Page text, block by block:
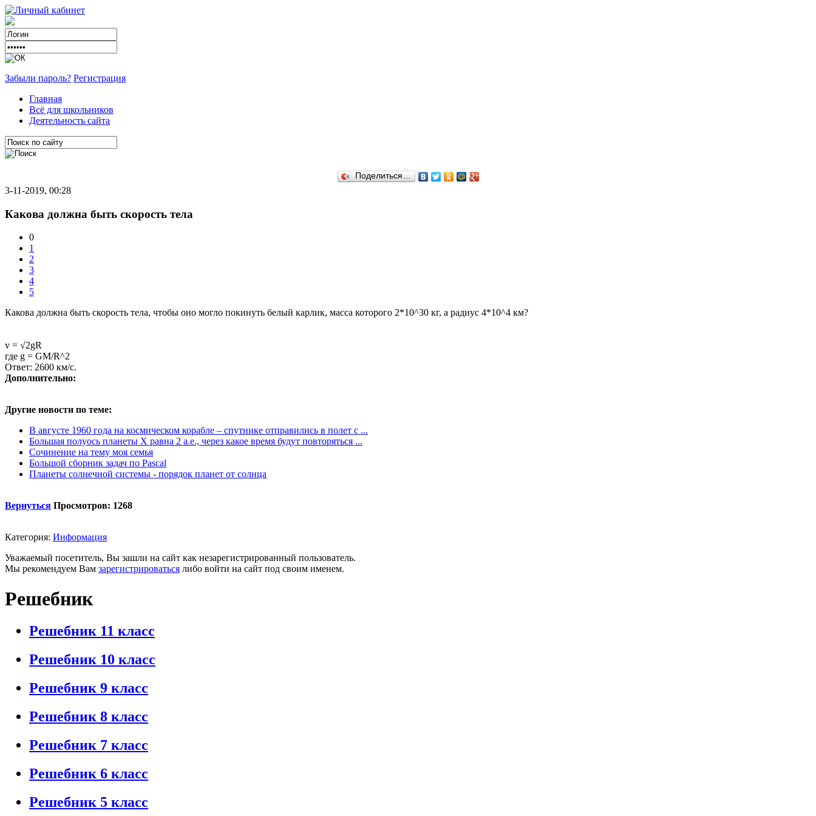
Забыли пароль? Регистрация
Главная
Всё для школьников
Деятельность сайта
Поделиться…
3-11-2019, 00:28
Какова должна быть скорость тела
0
1
2
3
4
5
Какова должна быть скорость тела, чтобы оно могло покинуть белый карлик, масса которого 2*10^30 кг, а радиус 4*10^4 км?
v = √2gR
где g = GM/R^2
Ответ: 2600 км/с.
Дополнительно:
Другие новости по теме:
В августе 1960 года на космическом корабле – спутнике отправились в полет с ...
Большая полуось планеты Х равна 2 а.е., через какое время будут повторяться ...
Сочинение на тему моя семья
Большой сборник задач по Pascal
Планеты солнечной системы - порядок планет от солнца
Вернуться Просмотров: 1268
Категория: Информация
Уважаемый посетитель, Вы зашли на сайт как незарегистрированный пользователь.
Мы рекомендуем Вам зарегистрироваться либо войти на сайт под своим именем.
Решебник
Решебник 11 класс
Решебник 10 класс
Решебник 9 класс
Решебник 8 класс
Решебник 7 класс
Решебник 6 класс
Решебник 5 класс